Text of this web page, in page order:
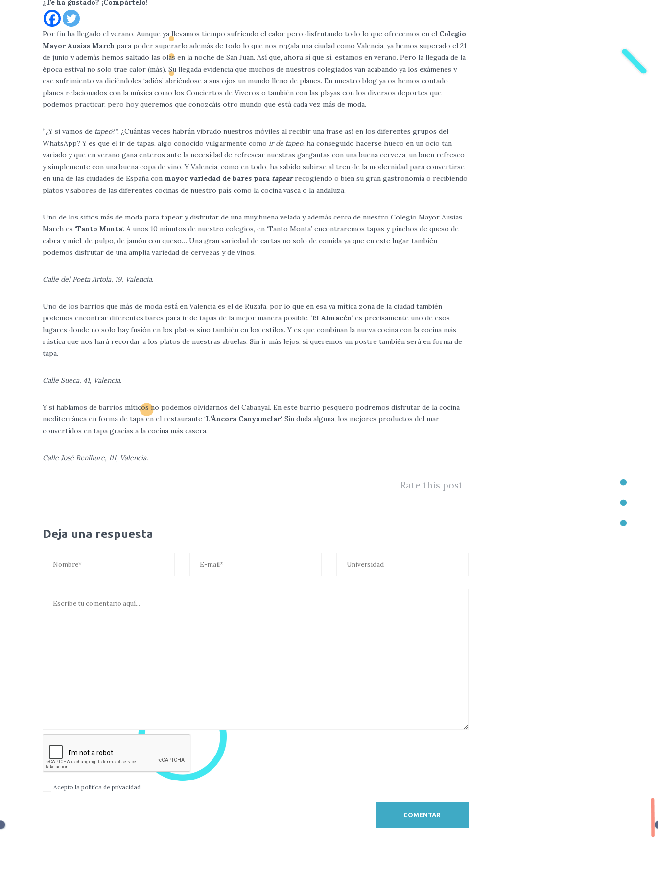
¿Te ha gustado? ¡Compártelo!
Por fin ha llegado el verano. Aunque ya llevamos tiempo sufriendo el calor pero disfrutando todo lo que ofrecemos en el Colegio
Mayor Ausias March para poder superarlo además de todo lo que nos regala una ciudad como Valencia, ya hemos superado el 21
de junio y además hemos saltado las olas en la noche de San Juan. Así que, ahora sí que sí, estamos en verano. Pero la llegada de la
época estival no solo trae calor (más). Su llegada evidencia que muchos de nuestros colegiados van acabando ya los exámenes y
ese sufrimiento va diciéndoles ‘adiós’ abriéndose a sus ojos un mundo lleno de planes. En nuestro blog ya os hemos contado
planes relacionados con la música como los Conciertos de Viveros o también con las playas con los diversos deportes que
podemos practicar, pero hoy queremos que conozcáis otro mundo que está cada vez más de moda.
“¿Y si vamos de tapeo?”. ¿Cuántas veces habrán vibrado nuestros móviles al recibir una frase así en los diferentes grupos del
WhatsApp? Y es que el ir de tapas, algo conocido vulgarmente como ir de tapeo, ha conseguido hacerse hueco en un ocio tan
variado y que en verano gana enteros ante la necesidad de refrescar nuestras gargantas con una buena cerveza, un buen refresco
y simplemente con una buena copa de vino. Y Valencia, como en todo, ha sabido subirse al tren de la modernidad para convertirse
en una de las ciudades de España con mayor variedad de bares para tapearrecogiendo o bien su gran gastronomía o recibiendo
platos y sabores de las diferentes cocinas de nuestro país como la cocina vasca o la andaluza.
Uno de los sitios más de moda para tapear y disfrutar de una muy buena velada y además cerca de nuestro Colegio Mayor Ausias
March es ‘Tanto Monta‘. A unos 10 minutos de nuestro colegios, en ‘Tanto Monta’ encontraremos tapas y pinchos de queso de
cabra y miel, de pulpo, de jamón con queso… Una gran variedad de cartas no solo de comida ya que en este lugar también
podemos disfrutar de una amplia variedad de cervezas y de vinos.
Calle del Poeta Artola, 19, Valencia.
Uno de los barrios que más de moda está en Valencia es el de Ruzafa, por lo que en esa ya mítica zona de la ciudad también
podemos encontrar diferentes bares para ir de tapas de la mejor manera posible. ‘El Almacén‘ es precisamente uno de esos
lugares donde no solo hay fusión en los platos sino también en los estilos. Y es que combinan la nueva cocina con la cocina más
rústica que nos hará recordar a los platos de nuestras abuelas. Sin ir más lejos, si queremos un postre también será en forma de
tapa.
Calle Sueca, 41, Valencia.
Y si hablamos de barrios míticos no podemos olvidarnos del Cabanyal. En este barrio pesquero podremos disfrutar de la cocina
mediterránea en forma de tapa en el restaurante ‘L’Àncora Canyamelar‘. Sin duda alguna, los mejores productos del mar
convertidos en tapa gracias a la cocina más casera.
Calle José Benlliure, 111, Valencia.
Rate this post
Deja una respuesta
Acepto la política de privacidad